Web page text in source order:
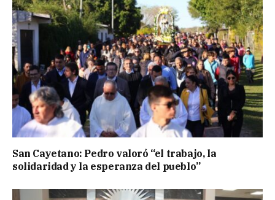
San Cayetano: Pedro valoró “el trabajo, la
solidaridad y la esperanza del pueblo”